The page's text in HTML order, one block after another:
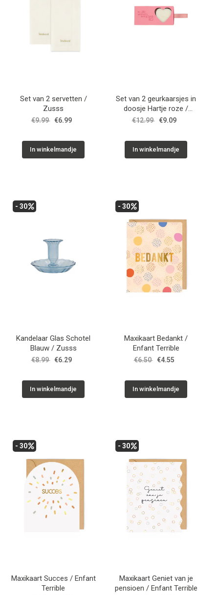
Set van 2 servetten /
Zusss
€9.99 €6.99
In winkelmandje
Set van 2 geurkaarsjes in
doosje Hartje roze /
Zusss
€12.99 €9.09
In winkelmandje
- 30
Kandelaar Glas Schotel
Blauw / Zusss
€8.99 €6.29
In winkelmandje
- 30
Maxikaart Bedankt /
Enfant Terrible
€6.50 €4.55
In winkelmandje
- 30
Maxikaart Succes / Enfant
Terrible
- 30
Maxikaart Geniet van je
pensioen / Enfant Terrible